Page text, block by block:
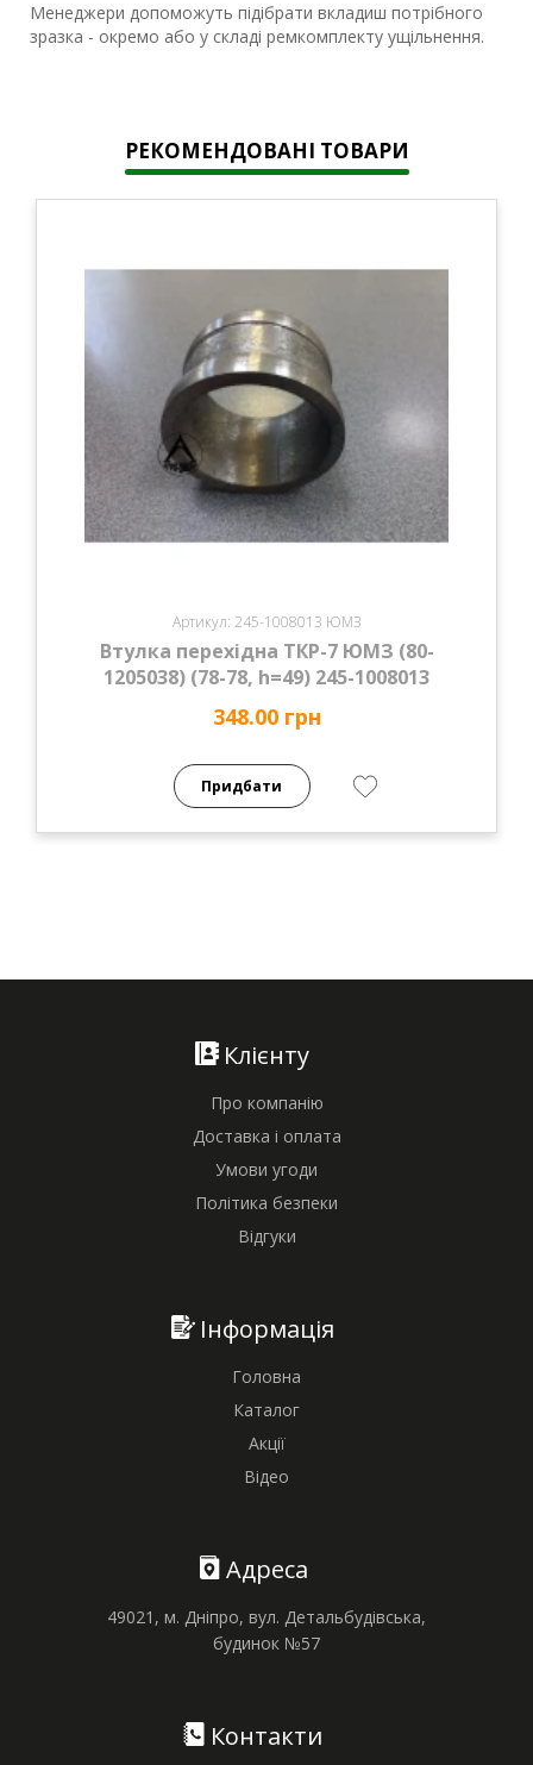
Менеджери допоможуть підібрати вкладиш потрібного
зразка - окремо або у складі ремкомплекту ущільнення.
РЕКОМЕНДОВАНІ ТОВАРИ
Артикул: 245-1008013 ЮМЗ
Втулка перехідна ТКР-7 ЮМЗ (80-
1205038) (78-78, h=49) 245-1008013
348.00 грн
Придбати
Клієнту
Про компанію
Доставка і оплата
Умови угоди
Політика безпеки
Відгуки
Інформація
Головна
Каталог
Акції
Відео
Адреса
49021, м. Дніпро, вул. Детальбудівська,
будинок №57
Контакти